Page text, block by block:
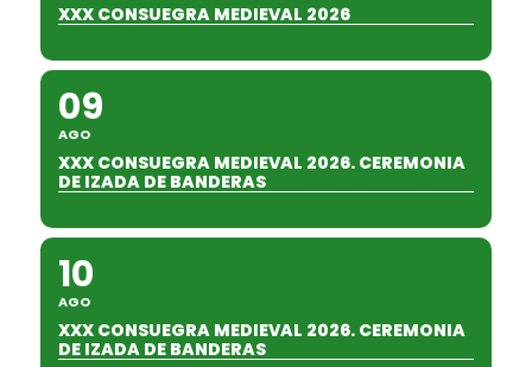
XXX CONSUEGRA MEDIEVAL 2026
09
AGO
XXX CONSUEGRA MEDIEVAL 2026. CEREMONIA
DE IZADA DE BANDERAS
10
AGO
XXX CONSUEGRA MEDIEVAL 2026. CEREMONIA
DE IZADA DE BANDERAS